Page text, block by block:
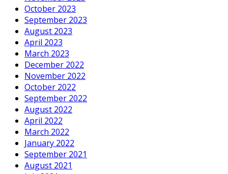
October 2023
September 2023
August 2023
April 2023
March 2023
December 2022
November 2022
October 2022
September 2022
August 2022
April 2022
March 2022
January 2022
September 2021
August 2021